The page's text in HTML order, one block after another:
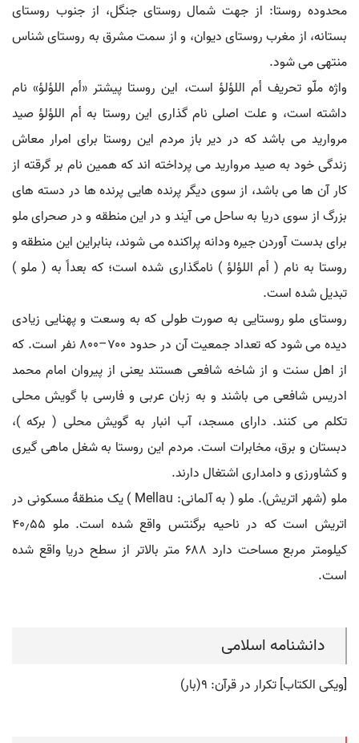
محدوده روستا: از جهت شمال روستای جنگل، از جنوب روستای
بستانه، از مغرب روستای دیوان، و از سمت مشرق به روستای شناس
منتهی می شود.
واژه ملّو تحریف أم اللؤلؤ است، این روستا پیشتر «أم اللؤلؤ» نام
داشته است، و علت اصلی نام گذاری این روستا به أم اللؤلؤ صید
مروارید می باشد که در دیر باز مردم این روستا برای امرار معاش
زندگی خود به صید مروارید می پرداخته اند که همین نام بر گرقته از
کار آن ها می باشد، از سوی دیگر پرنده هایی پرنده ها در دسته های
بزرگ از سوی دریا به ساحل می آیند و در این منطقه و در صحرای ملو
برای بدست آوردن جیره ودانه پراکنده می شوند، بنابراین این منطقه و
روستا به نام ( أم اللؤلؤ ) نامگذاری شده است؛ که بعداً به ( ملو )
تبدیل شده است.
روستای ملو روستایی به صورت طولی که به وسعت و پهنایی زیادی
دیده می شود که تعداد جمعیت آن در حدود ۷۰۰–۸۰۰ نفر است. که
از اهل سنت و از شاخه شافعی هستند یعنی از پیروان امام محمد
ادریس شافعی می باشند و به زبان عربی و فارسی با گویش محلی
تکلم می کنند. دارای مسجد، آب انبار به گویش محلی ( برکه )،
دبستان و برق، مخابرات است. مردم این روستا به شغل ماهی گیری
و کشاورزی و دامداری اشتغال دارند.
ملو (شهر اتریش). ملو ( به آلمانی: Mellau ) یک منطقهٔ مسکونی در
اتریش است که در ناحیه برگنتس واقع شده است. ملو ۴۰٫۵۵
کیلومتر مربع مساحت دارد ۶۸۸ متر بالاتر از سطح دریا واقع شده
است.
دانشنامه اسلامی
[ویکی الکتاب] تکرار در قرآن: ۹(بار)